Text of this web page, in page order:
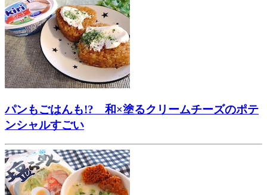
パンもごはんも!? 和×塗るクリームチーズのポテ
ンシャルすごい